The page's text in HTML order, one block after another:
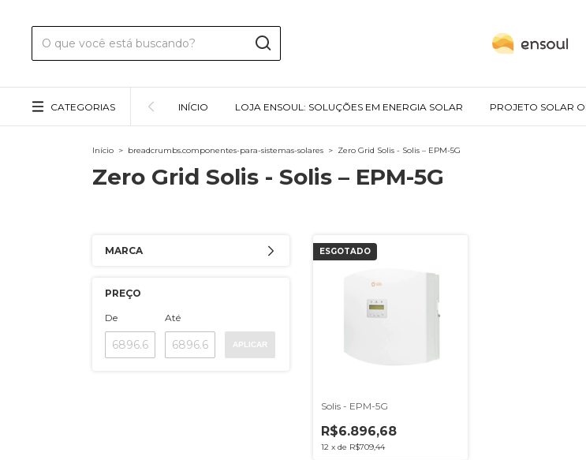
CATEGORIAS INÍCIO LOJA ENSOUL: SOLUÇÕES EM ENERGIA SOLAR PROJETO SOLAR
Início > breadcrumbs.componentes-para-sistemas-solares > Zero Grid Solis - Solis – EPM-5G
Zero Grid Solis - Solis – EPM-5G
MARCA
PREÇO
De Até
APLICAR
ESGOTADO
Solis - EPM-5G
R$6.896,68
12 x de R$709,44